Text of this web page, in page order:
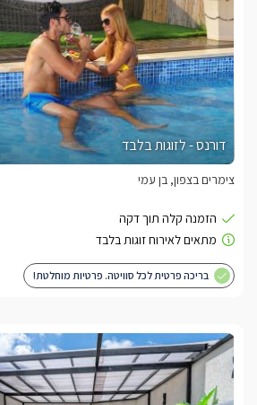
דורנס - לזוגות בלבד
צימרים בצפון, בן עמי
בריכה פרטית לכל סוויטה. פרטיות מוחלטת!